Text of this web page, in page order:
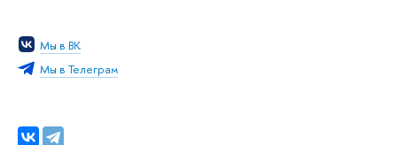
Мы в ВК
Мы в Телеграм